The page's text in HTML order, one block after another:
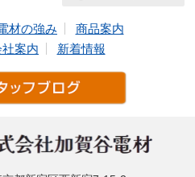
材の強み
商品案内
案内 新着情報